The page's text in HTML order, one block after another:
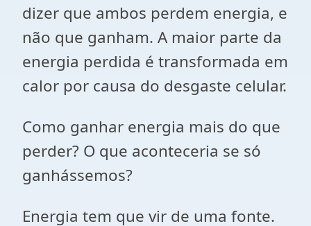
dizer que ambos perdem energia, e
não que ganham. A maior parte da
energia perdida é transformada em
calor por causa do desgaste celular.
Como ganhar energia mais do que
perder? O que aconteceria se só
ganhássemos?
Energia tem que vir de uma fonte.